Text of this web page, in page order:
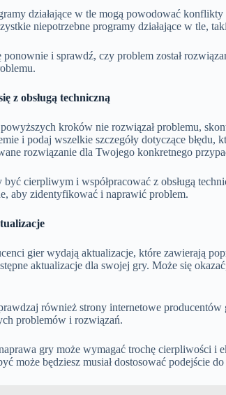
działające w tle mogą powodować
niepotrzebne programy działające w tle,
i sprawdź, czy problem został
z obsługą techniczną
kroków nie rozwiązał problemu,
i podaj wszelkie szczegóły dotyczące
rozwiązanie dla Twojego konkretnego
być cierpliwym i współpracować z obsługą
aby zidentyfikować i naprawić problem.
gier wydają aktualizacje, które zawierają
aktualizacje dla swojej gry. Może się
również strony internetowe
problemów i rozwiązań.
gry może wymagać trochę cierpliwości
może będziesz musiał dostosować podejście